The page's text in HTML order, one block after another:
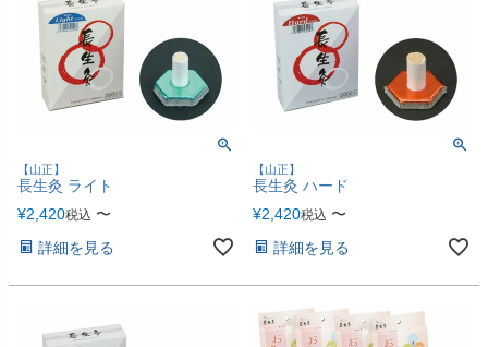
【山正】
長生灸 ライト
¥2,420税込 〜
詳細を見る
【山正】
長生灸 ハード
¥2,420税込 〜
詳細を見る